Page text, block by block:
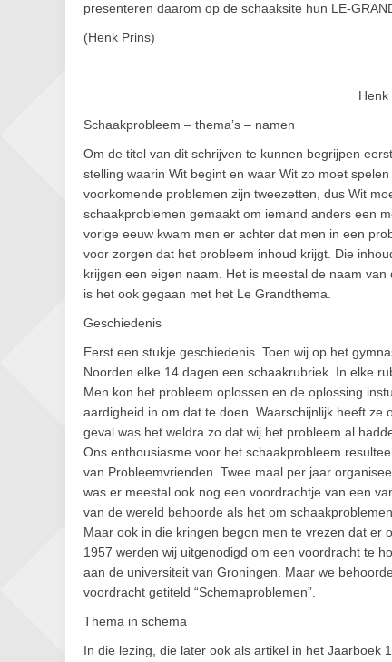
presenteren daarom op de schaaksite hun LE-
(Henk Prins)
Henk
Schaakprobleem – thema’s – namen
Om de titel van dit schrijven te kunnen begrijpen
stelling waarin Wit begint en waar Wit zo moet
voorkomende problemen zijn tweezetten, dus Wit
schaakproblemen gemaakt om iemand anders een
vorige eeuw kwam men er achter dat men in een
voor zorgen dat het probleem inhoud krijgt. Die
krijgen een eigen naam. Het is meestal de naam
is het ook gegaan met het Le Grandthema.
Geschiedenis
Eerst een stukje geschiedenis. Toen wij op het
Noorden elke 14 dagen een schaakrubriek. In elke
Men kon het probleem oplossen en de oplossing
aardigheid in om dat te doen. Waarschijnlijk heeft
geval was het weldra zo dat wij het probleem al
Ons enthousiasme voor het schaakprobleem
van Probleemvrienden. Twee maal per jaar
was er meestal ook nog een voordrachtje van een
van de wereld behoorde als het om
Maar ook in die kringen begon men te vrezen dat er
1957 werden wij uitgenodigd om een voordracht te
aan de universiteit van Groningen. Maar we
voordracht getiteld “Schemaproblemen”.
Thema in schema
In die lezing, die later ook als artikel in het Jaarboek